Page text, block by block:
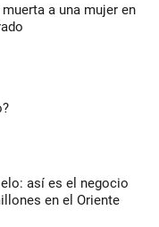
a una mujer en
así es el negocio
en el Oriente